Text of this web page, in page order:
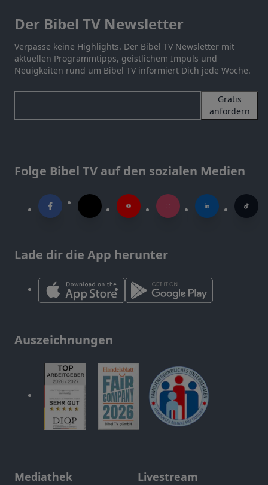
Der Bibel TV Newsletter
Verpasse keine Highlights. Der Bibel TV Newsletter mit
aktuellen Programmtipps, geistlichem Impuls und
Neuigkeiten rund um Bibel TV informiert Dich jede Woche.
Gratis
anfordern
Folge Bibel TV auf den sozialen Medien
Lade dir die App herunter
Auszeichnungen
Mediathek Livestream